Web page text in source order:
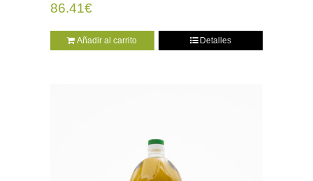
86.41€
Añadir al carrito Detalles